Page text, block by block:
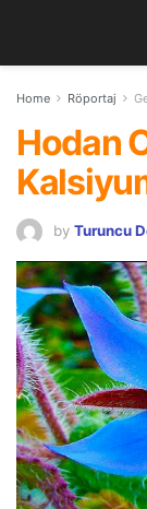
Home Röportaj
Hodan
by Turuncu